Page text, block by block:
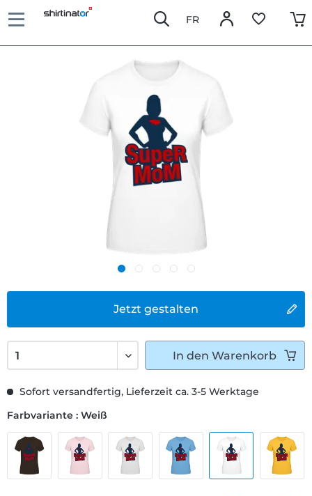
FR
Jetzt gestalten
Sofort versandfertig, Lieferzeit ca. 3-5 Werktage
Farbvariante : Weiß
In den Warenkorb